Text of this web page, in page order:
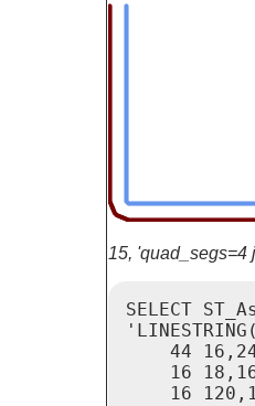
15, 'quad_segs=4
SELECT
44
16
16